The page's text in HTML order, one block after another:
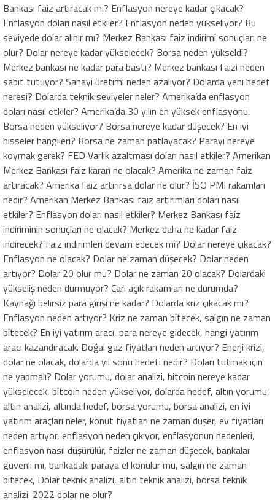
Bankası faiz artıracak mı? Enflasyon nereye kadar çıkacak?
Enflasyon doları nasıl etkiler? Enflasyon neden yükseliyor? Bu
seviyede dolar alınır mı? Merkez Bankası faiz indirimi sonuçları ne
olur? Dolar nereye kadar yükselecek? Borsa neden yükseldi?
Merkez bankası ne kadar para bastı? Merkez bankası faizi neden
sabit tutuyor? Sanayi üretimi neden azalıyor? Dolarda yeni hedef
neresi? Dolarda teknik seviyeler neler? Amerika’da enflasyon
doları nasıl etkiler? Amerika’da 30 yılın en yüksek enflasyonu.
Borsa neden yükseliyor? Borsa nereye kadar düşecek? En iyi
hisseler hangileri? Borsa ne zaman patlayacak? Parayı nereye
koymak gerek? FED Varlık azaltması doları nasıl etkiler? Amerikan
Merkez Bankası faiz kararı ne olacak? Amerika ne zaman faiz
artıracak? Amerika faiz artırırsa dolar ne olur? İSO PMI rakamları
nedir? Amerikan Merkez Bankası faiz artırımları doları nasıl
etkiler? Enflasyon doları nasıl etkiler? Merkez Bankası faiz
indiriminin sonuçları ne olacak? Merkez daha ne kadar faiz
indirecek? Faiz indirimleri devam edecek mi? Dolar nereye çıkacak?
Enflasyon ne olacak? Dolar ne zaman düşecek? Dolar neden
artıyor? Dolar 20 olur mu? Dolar ne zaman 20 olacak? Dolardaki
yükseliş neden durmuyor? Cari açık rakamları ne durumda?
Kaynağı belirsiz para girişi ne kadar? Dolarda kriz çıkacak mı?
Enflasyon neden artıyor? Kriz ne zaman bitecek, salgın ne zaman
bitecek? En iyi yatırım aracı, para nereye gidecek, hangi yatırım
aracı kazandıracak. Doğal gaz fiyatları neden artıyor? Enerji krizi,
dolar ne olacak, dolarda yıl sonu hedefi nedir? Doları tutmak için
ne yapmalı? Dolar yorumu, dolar analizi, bitcoin nereye kadar
yükselecek, bitcoin neden yükseliyor, dolarda hedef, altın yorumu,
altın analizi, altında hedef, borsa yorumu, borsa analizi, en iyi
yatırım araçları neler, konut fiyatları ne zaman düşer, ev fiyatları
neden artıyor, enflasyon neden çıkıyor, enflasyonun nedenleri,
enflasyon nasıl düşürülür, faizler ne zaman düşecek, bankalar
güvenli mi, bankadaki paraya el konulur mu, salgın ne zaman
bitecek, Dolar teknik analizi, altın teknik analizi, borsa teknik
analizi. 2022 dolar ne olur?